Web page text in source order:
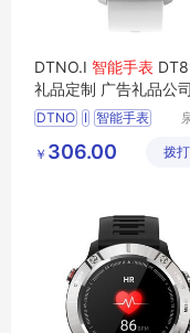
DTNO.I 智能手表
礼品定制 广告礼品公
XKY-L5-13
DTNO I 智能手表
XKY L5 13
￥ 306.00 拨